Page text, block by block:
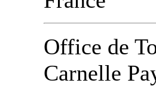
Office de
Carnelle